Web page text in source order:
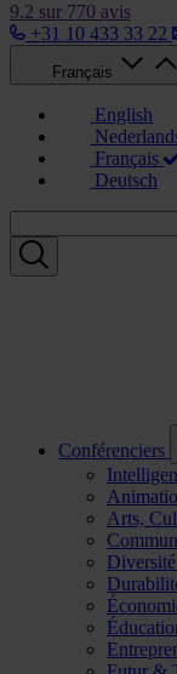
9.2 sur 770 avis
+31 10 433 33 22
Français
English
Français
Deutsch
Conférenciers
Arts,